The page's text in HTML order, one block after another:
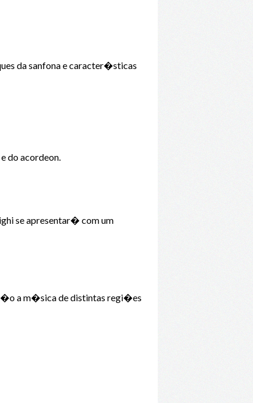
da sanfona e caracter�sticas
do acordeon.
se apresentar� com um
a m�sica de distintas regi�es